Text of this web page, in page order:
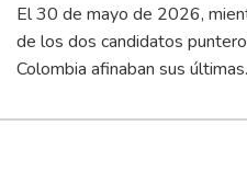
El 30 de mayo de 2026,
de los dos candidatos
Colombia afinaban sus